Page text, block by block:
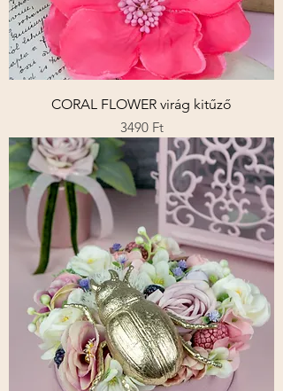
CORAL FLOWER virág kitűző
Ár
3490 Ft